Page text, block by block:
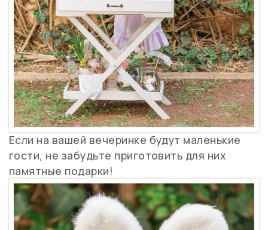
Если на вашей вечеринке будут маленькие
гости, не забудьте приготовить для них
памятные подарки!